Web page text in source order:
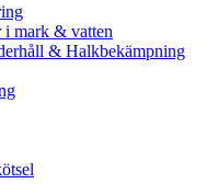
i mark & vatten
& Halkbekämpning